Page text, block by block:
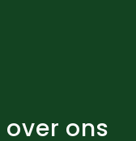
over ons